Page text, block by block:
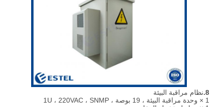
8. نظام مراقبة البيئة
1 × وحدة مراقبة البيئة ، 19 بوصة ، 1U ، 220VAC ، SNMP